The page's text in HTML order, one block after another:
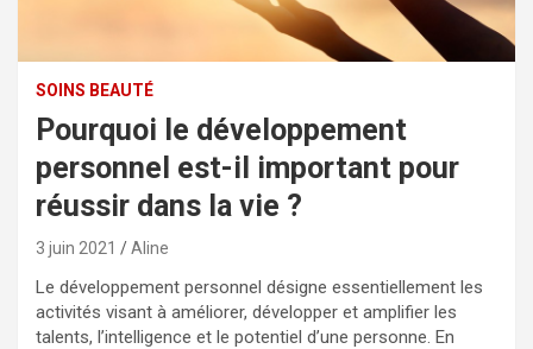
SOINS BEAUTÉ
Pourquoi le développement
personnel est-il important pour
réussir dans la vie ?
3 juin 2021 Aline
Le développement personnel désigne essentiellement les
activités visant à améliorer, développer et amplifier les
talents, l’intelligence et le potentiel d’une personne. En